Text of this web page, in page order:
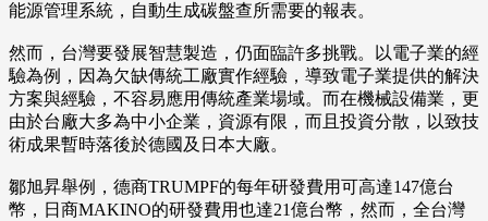
能源管理系統，自動生成碳盤查所需要的報表。
然而，台灣要發展智慧製造，仍面臨許多挑戰。以電子業的經
驗為例，因為欠缺傳統工廠實作經驗，導致電子業提供的解決
方案與經驗，不容易應用傳統產業場域。而在機械設備業，更
由於台廠大多為中小企業，資源有限，而且投資分散，以致技
術成果暫時落後於德國及日本大廠。
鄒旭昇舉例，德商TRUMPF的每年研發費用可高達147億台
幣，日商MAKINO的研發費用也達21億台幣，然而，全台灣